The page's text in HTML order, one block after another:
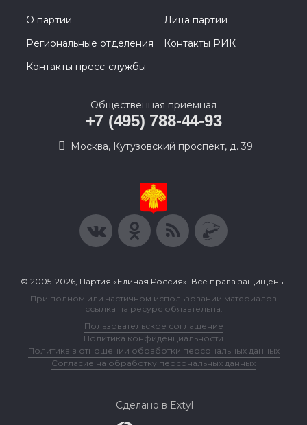
О партии
Лица партии
Региональные отделения
Контакты РИК
Контакты пресс-службы
Общественная приемная
+7 (495) 788-44-93
Москва, Кутузовский проспект, д. 39
© 2005-2026, Партия «Единая Россия». Все права защищены.
При полном или частичном использовании материалов
ссылка на ресурс обязательна.
Пользовательское соглашение
Политика конфиденциальности
Политика в отношении обработки персональных данных
Согласие на обработку персональных данных
Сделано в Extyl